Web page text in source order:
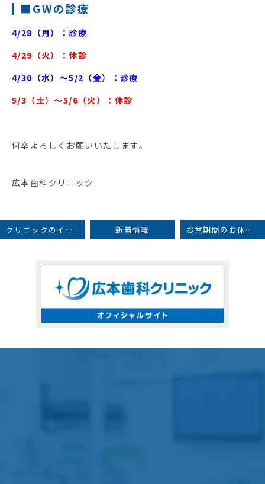
■GWの診療
4/28（月）：診療
4/29（火）：休診
4/30（水）〜5/2（金）：診療
5/3（土）〜5/6（火）：休診
何卒よろしくお願いいたします。
広本歯科クリニック
クリニックのインスタグラムを開設いたしました✨ 新着情報 お盆期間のお休みについて